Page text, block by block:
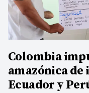
Colombia
amazónica
Ecuador y